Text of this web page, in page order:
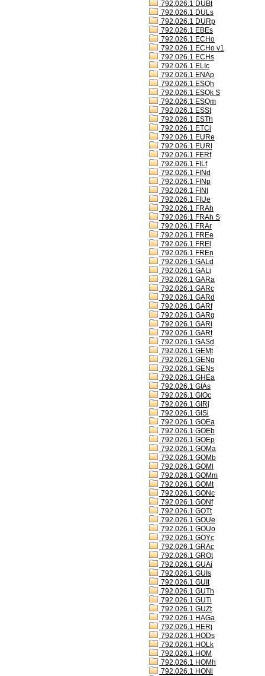
792.026.1 DUBt
792.026.1 DULs
792.026.1 DURp
792.026.1 EBEs
792.026.1 ECHo
792.026.1 ECHo v1
792.026.1 ECHs
792.026.1 ELIc
792.026.1 ENAp
792.026.1 ESQh
792.026.1 ESQk S
792.026.1 ESQm
792.026.1 ESSt
792.026.1 ESTh
792.026.1 ETCi
792.026.1 EURe
792.026.1 EURl
792.026.1 FERf
792.026.1 FILf
792.026.1 FINd
792.026.1 FINp
792.026.1 FINt
792.026.1 FIUe
792.026.1 FRAh
792.026.1 FRAh S
792.026.1 FRAr
792.026.1 FREe
792.026.1 FREl
792.026.1 FREn
792.026.1 GALd
792.026.1 GALi
792.026.1 GARa
792.026.1 GARc
792.026.1 GARd
792.026.1 GARf
792.026.1 GARg
792.026.1 GARi
792.026.1 GARt
792.026.1 GASd
792.026.1 GEMt
792.026.1 GENg
792.026.1 GENs
792.026.1 GHEa
792.026.1 GIAs
792.026.1 GIOc
792.026.1 GIRj
792.026.1 GISi
792.026.1 GOEa
792.026.1 GOEb
792.026.1 GOEp
792.026.1 GOMa
792.026.1 GOMb
792.026.1 GOMl
792.026.1 GOMm
792.026.1 GOMt
792.026.1 GONc
792.026.1 GONf
792.026.1 GOTt
792.026.1 GOUe
792.026.1 GOUo
792.026.1 GOYc
792.026.1 GRAc
792.026.1 GROt
792.026.1 GUAi
792.026.1 GUIs
792.026.1 GUIt
792.026.1 GUTh
792.026.1 GUTi
792.026.1 GUZt
792.026.1 HAGa
792.026.1 HERj
792.026.1 HODs
792.026.1 HOLk
792.026.1 HOM
792.026.1 HOMh
792.026.1 HONl